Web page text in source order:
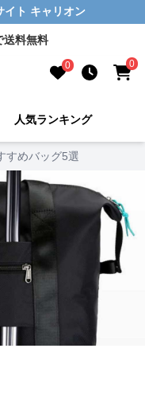
イト キャリオン
送料無料
0 0
人気ランキング
すめバッグ5選